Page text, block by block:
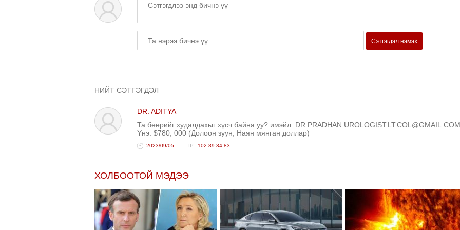
Сэтгэгдэл нэмэх
НИЙТ СЭТГЭГДЭЛ
DR. ADITYA
Та бөөрийг худалдахыг хүсч байна уу? имэйл: DR.PRADHAN.UROLOGIST.LT.COL@GMAIL.COM
Yнэ: $780, 000 (Долоон зуун, Наян мянган доллар)
2023/09/05 102.89.34.83
ХОЛБООТОЙ МЭДЭЭ